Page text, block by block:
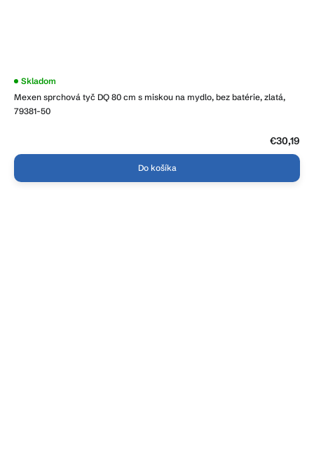
Mexen sprchová tyč DQ 80 cm s miskou na mydlo, bez batérie, zlatá,
79381-50
Skladom
€30,19
Do košíka